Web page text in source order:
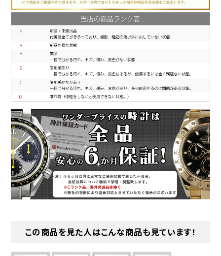
この商品を見た人はこんな商品も見ています！